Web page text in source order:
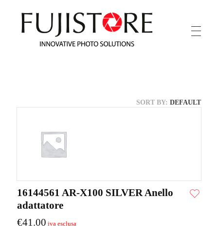
SORT BY: DEFAULT
16144561 AR-X100 SILVER Anello
adattatore
€41.00